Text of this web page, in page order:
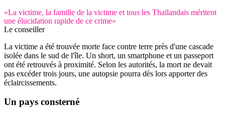
«La victime, la famille de la victime et tous les Thaïlandais méritent
une élucidation rapide de ce crime»
Le conseiller
La victime a été trouvée morte face contre terre près d'une cascade
isolée dans le sud de l'île. Un short, un smartphone et un passeport
ont été retrouvés à proximité. Selon les autorités, la mort ne devait
pas excéder trois jours, une autopsie pourra dès lors apporter des
éclaircissements.
Un pays consterné